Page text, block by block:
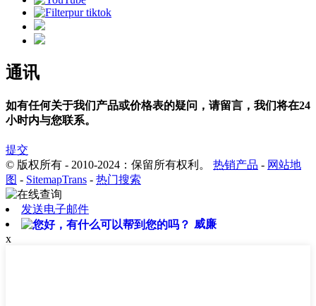
通讯
如有任何关于我们产品或价格表的疑问，请留言，我们将在24
小时内与您联系。
提交
© 版权所有 - 2010-2024：保留所有权利。 热销产品 - 网站地
图 - SitemapTrans - 热门搜索
发送电子邮件
威廉
x